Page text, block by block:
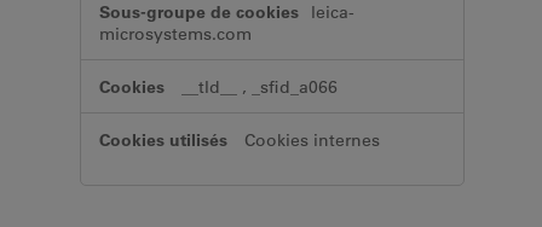
leica-
microsystems.com
__tld__ , _sfid_a066
Cookies internes